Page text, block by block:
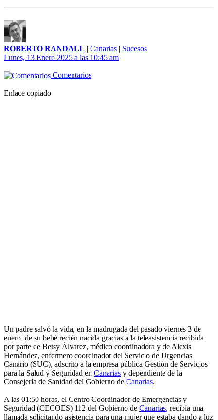
ROBERTO RANDALL | Canarias | Sucesos
Lunes, 13 Enero 2025 a las 10:45 am
Comentarios
Enlace copiado
Un padre salvó la vida, en la madrugada del pasado viernes 3 de
enero, de su bebé recién nacida gracias a la teleasistencia recibida
por parte de Betsy Álvarez, médico coordinadora y de Alexis
Hernández, enfermero coordinador del Servicio de Urgencias
Canario (SUC), adscrito a la empresa pública Gestión de Servicios
para la Salud y Seguridad en Canarias y dependiente de la
Consejería de Sanidad del Gobierno de Canarias.
A las 01:50 horas, el Centro Coordinador de Emergencias y
Seguridad (CECOES) 112 del Gobierno de Canarias, recibía una
llamada solicitando asistencia para una mujer que estaba dando a luz